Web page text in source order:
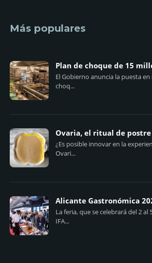
Más populares
Plan de choque de 15
El Gobierno anuncia la puesta
choq...
Ovaria, el ritual de postre
¿Es posible innovar en la
Ovari...
Alicante Gastronómica
La feria, que se celebrará del 2 al
IFA...